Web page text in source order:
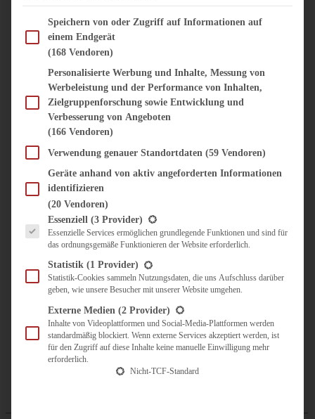
SALATE & SNACKS
SUPPENKASPEREIEN
VORSPEISEN
SÜSS & HERZHAFT
BROTAUFSTRICH
DIPS, SAUCEN, CHUTNEYS
KÜCHENGESCHENKE
UNTERWEGS
KULINARISCH UNTERWEGS
ÜBER MICH
ZUSAMMENARBEIT
Im Folgenden finden Sie eine Liste der Zwecke des IAB Transparency and Consent
Speichern von oder Zugriff auf Informationen auf
einem Endgerät
(168 Vendoren)
Personalisierte Werbung und Inhalte, Messung von
Werbeleistung und der Performance von Inhalten,
Zielgruppenforschung sowie Entwicklung und
Verbesserung von Angeboten
(166 Vendoren)
Verwendung genauer Standortdaten (59 Vendoren)
Geräte anhand von aktiv angeforderten Informationen
identifizieren
(20 Vendoren)
Es folgt eine Liste der Service-Gruppen, für die eine Einwilligung erteilt werden
Essenziell (3 Provider)
Essenzielle Services ermöglichen grundlegende Funktionen und sind für
das ordnungsgemäße Funktionieren der Website erforderlich.
Statistik (1 Provider)
Statistik-Cookies sammeln Nutzungsdaten, die uns Aufschluss darüber
geben, wie unsere Besucher mit unserer Website umgehen.
Externe Medien (2 Provider)
Inhalte von Videoplattformen und Social-Media-Plattformen werden
standardmäßig blockiert. Wenn externe Services akzeptiert werden, ist
für den Zugriff auf diese Inhalte keine manuelle Einwilligung mehr
erforderlich.
Nicht-TCF-Standard